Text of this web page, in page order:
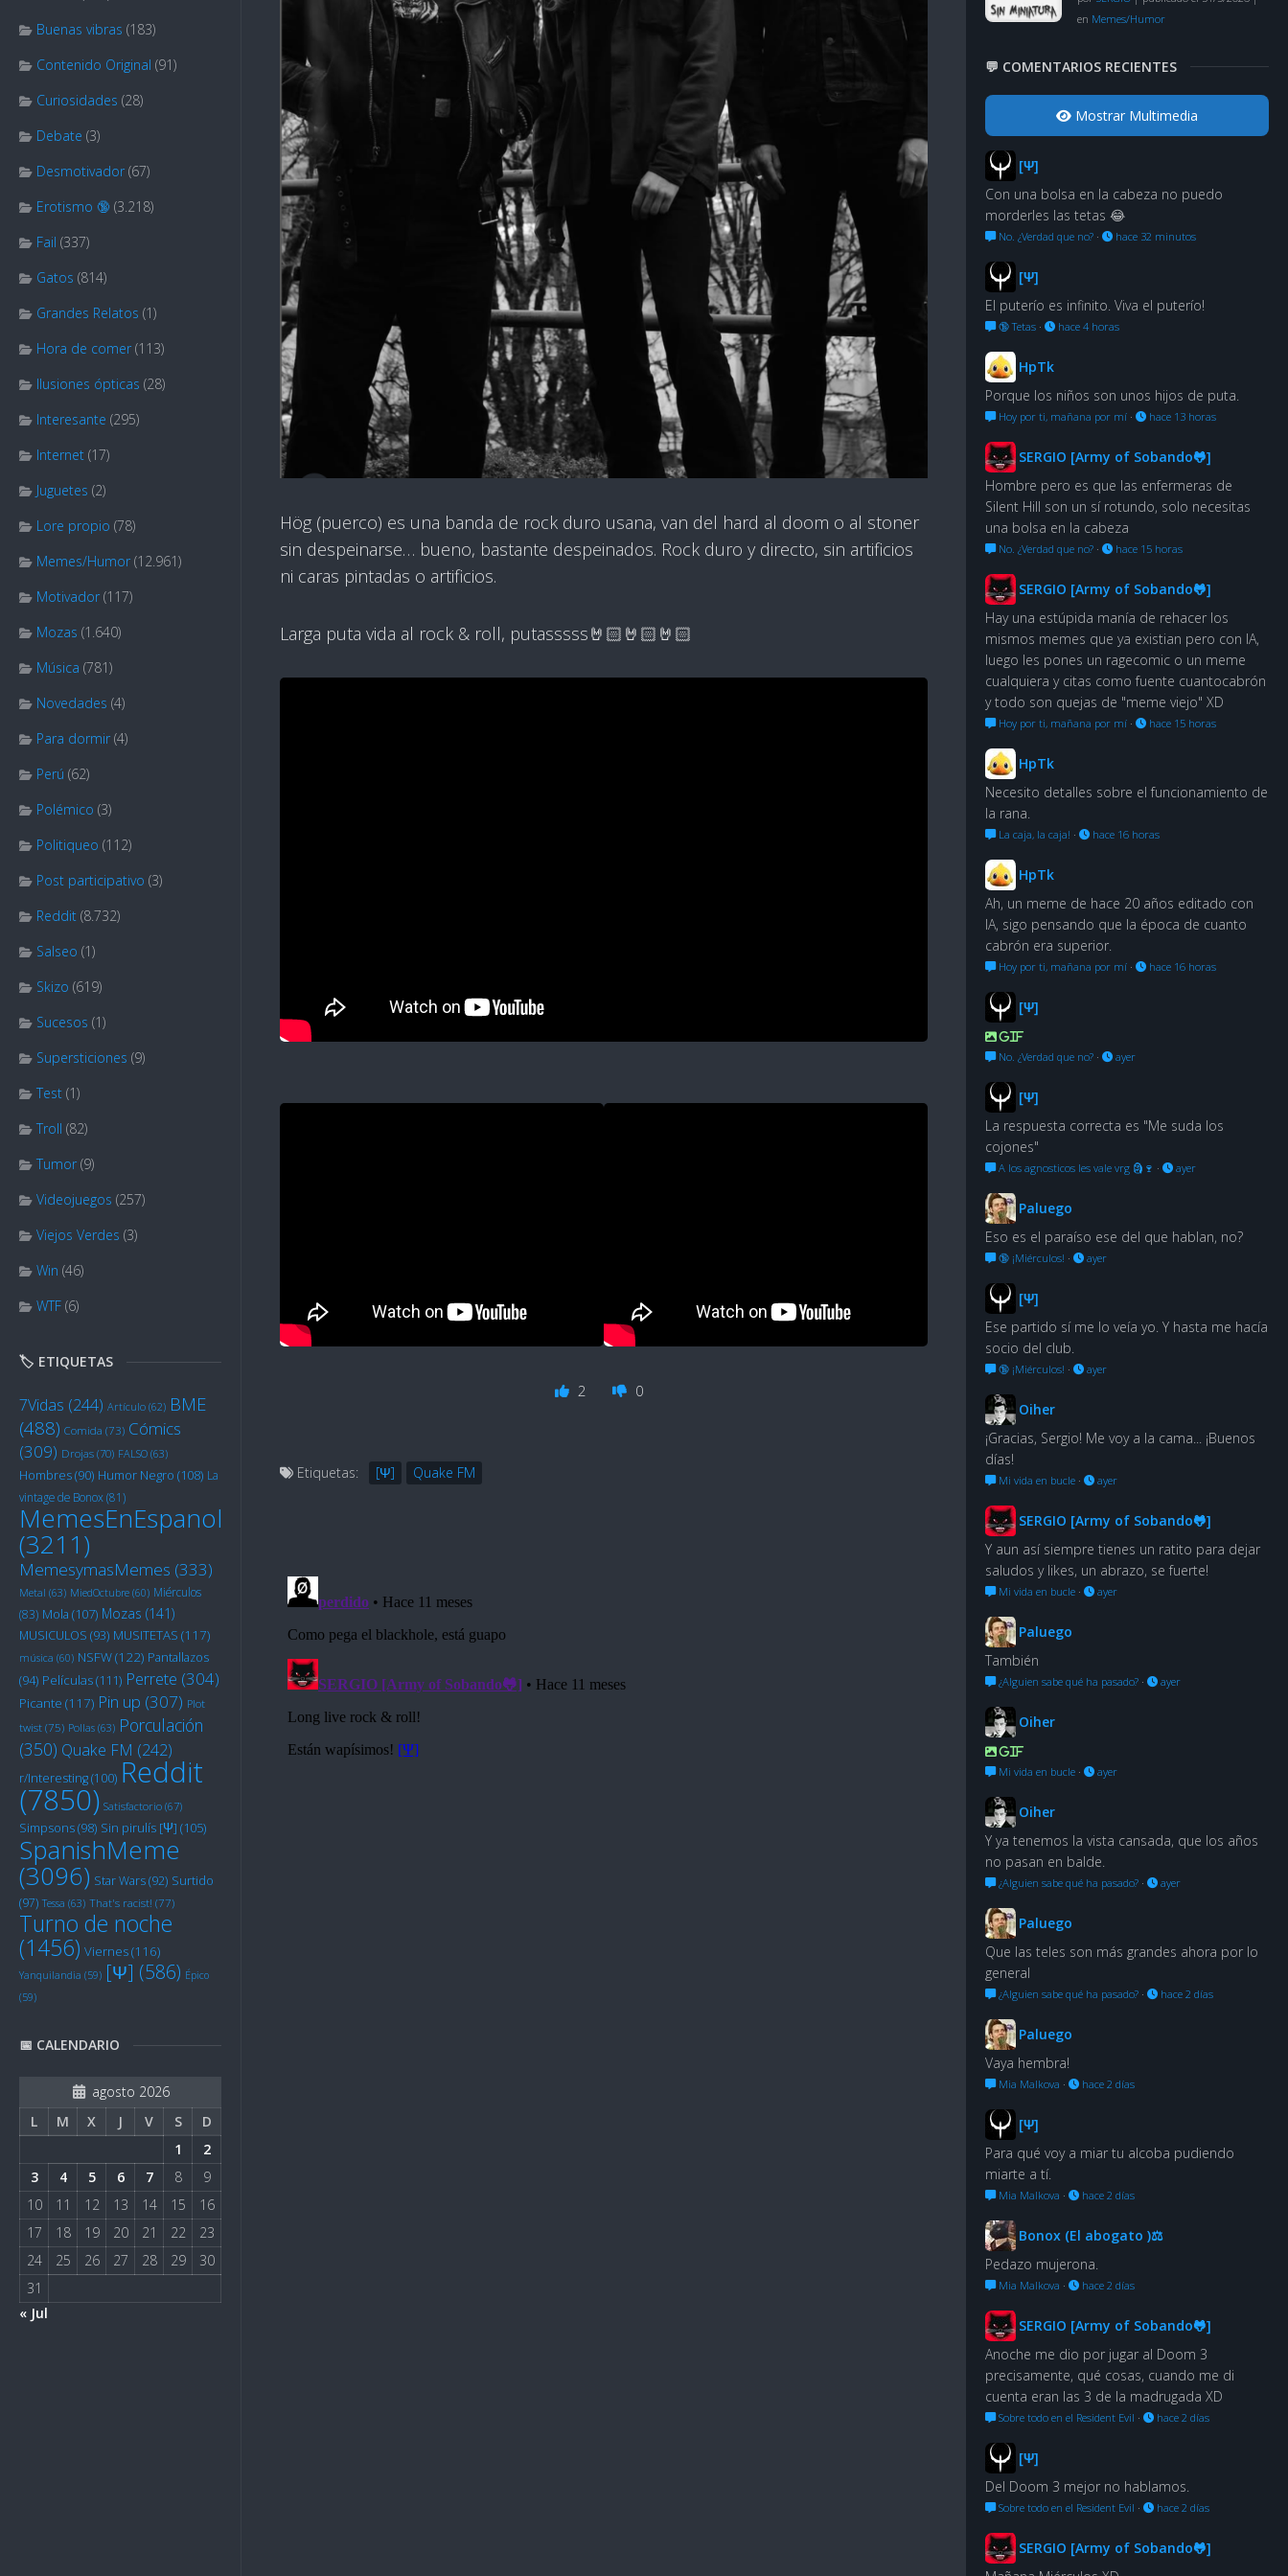
Buenas vibras (183)
Contenido Original (91)
Curiosidades (28)
Debate (3)
Desmotivador (67)
Erotismo 🔞 (3.218)
Fail (337)
Gatos (814)
Grandes Relatos (1)
Hora de comer (113)
Ilusiones ópticas (28)
Interesante (295)
Internet (17)
Juguetes (2)
Lore propio (78)
Memes/Humor (12.961)
Motivador (117)
Mozas (1.640)
Música (781)
Novedades (4)
Para dormir (4)
Perú (62)
Polémico (3)
Politiqueo (112)
Post participativo (3)
Reddit (8.732)
Salseo (1)
Skizo (619)
Sucesos (1)
Supersticiones (9)
Test (1)
Troll (82)
Tumor (9)
Videojuegos (257)
Viejos Verdes (3)
Win (46)
WTF (6)
🏷️ ETIQUETAS
7Vidas (244) Artículo (62) BME
(488) Comida (73) Cómics
(309) Drojas (70) FALSO (63)
Hombres(90) Humor Negro (108) La
vintage de Bonox(81)
MemesEnEspanol
(3211)
MemesymasMemes (333)
Metal (63) MiedOctubre (60) Miérculos
(83) Mola (107) Mozas (141)
MUSICULOS (93) MUSITETAS (117)
música (60) NSFW(122) Pantallazos
(94) Películas(111) Perrete (304)
Picante (117) Pin up (307) Plot
twist (75) Pollas (63) Porculación
(350) Quake FM (242)
r/Interesting(100) Reddit
(7850) Satisfactorio (67)
Simpsons(98) Sin pirulís [Ψ] (105)
SpanishMeme
(3096) Star Wars(92) Surtido
(97) Tessa (63) That's racist! (77)
Turno de noche
(1456) Viernes(116)
Yanquilandia (59) [Ψ] (586) Épico
(59)
📅 CALENDARIO
agosto 2026
L
M X J V S
D
1
2
3
4 5 6 7 8
9
10
11 12 13 14 15
16
17
18 19 20 21 22
23
24
25 26 27 28 29
30
31
« Jul
Hög (puerco) es una banda de rock duro usana, van del hard al doom o al stoner
sin despeinarse… bueno, bastante despeinados. Rock duro y directo, sin artificios
ni caras pintadas o artificios.
Larga puta vida al rock & roll, putasssss🤘🏻🤘🏻🤘🏻
2 0
Etiquetas: [Ψ] Quake FM
en Memes/Humor
💬 COMENTARIOS RECIENTES
Mostrar Multimedia
[Ψ]
Con una bolsa en la cabeza no puedo
morderles las tetas 😂
No. ¿Verdad que no? · hace 32 minutos
[Ψ]
El puterío es infinito. Viva el puterío!
🔞 Tetas · hace 4 horas
HpTk
Porque los niños son unos hijos de puta.
Hoy por ti, mañana por mí · hace 13 horas
SERGIO [Army of Sobando🐸]
Hombre pero es que las enfermeras de
Silent Hill son un sí rotundo, solo necesitas
una bolsa en la cabeza
No. ¿Verdad que no? · hace 15 horas
SERGIO [Army of Sobando🐸]
Hay una estúpida manía de rehacer los
mismos memes que ya existian pero con IA,
luego les pones un ragecomic o un meme
cualquiera y citas como fuente cuantocabrón
y todo son quejas de "meme viejo" XD
Hoy por ti, mañana por mí · hace 15 horas
HpTk
Necesito detalles sobre el funcionamiento de
la rana.
La caja, la caja! · hace 16 horas
HpTk
Ah, un meme de hace 20 años editado con
IA, sigo pensando que la época de cuanto
cabrón era superior.
Hoy por ti, mañana por mí · hace 16 horas
[Ψ]
GIF
No. ¿Verdad que no? · ayer
[Ψ]
La respuesta correcta es "Me suda los
cojones"
A los agnosticos les vale vrg 🗿🍷 · ayer
Paluego
Eso es el paraíso ese del que hablan, no?
🔞 ¡Miérculos! · ayer
[Ψ]
Ese partido sí me lo veía yo. Y hasta me hacía
socio del club.
🔞 ¡Miérculos! · ayer
Oiher
¡Gracias, Sergio! Me voy a la cama... ¡Buenos
días!
Mi vida en bucle · ayer
SERGIO [Army of Sobando🐸]
Y aun así siempre tienes un ratito para dejar
saludos y likes, un abrazo, se fuerte!
Mi vida en bucle · ayer
Paluego
También
¿Alguien sabe qué ha pasado? · ayer
Oiher
GIF
Mi vida en bucle · ayer
Oiher
Y ya tenemos la vista cansada, que los años
no pasan en balde.
¿Alguien sabe qué ha pasado? · ayer
Paluego
Que las teles son más grandes ahora por lo
general
¿Alguien sabe qué ha pasado? · hace 2 días
Paluego
Vaya hembra!
Mia Malkova · hace 2 días
[Ψ]
Para qué voy a miar tu alcoba pudiendo
miarte a tí.
Mia Malkova · hace 2 días
Bonox (El abogato )⚖
Pedazo mujerona.
Mia Malkova · hace 2 días
SERGIO [Army of Sobando🐸]
Anoche me dio por jugar al Doom 3
precisamente, qué cosas, cuando me di
cuenta eran las 3 de la madrugada XD
Sobre todo en el Resident Evil · hace 2 días
[Ψ]
Del Doom 3 mejor no hablamos.
Sobre todo en el Resident Evil · hace 2 días
SERGIO [Army of Sobando🐸]